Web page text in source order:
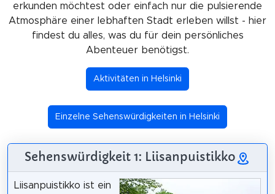
erkunden möchtest oder einfach nur die pulsierende
Atmosphäre einer lebhaften Stadt erleben willst - hier
findest du alles, was du für dein persönliches
Abenteuer benötigst.
Aktivitäten in Helsinki
Einzelne Sehenswürdigkeiten in Helsinki
Sehenswürdigkeit 1: Liisanpuistikko
Liisanpuistikko ist ein